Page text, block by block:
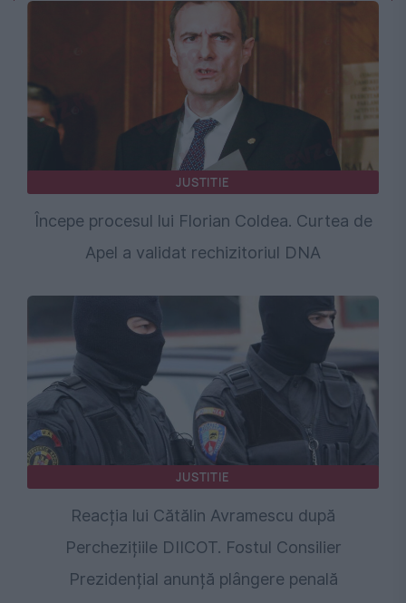
JUSTITIE
Începe procesul lui Florian Coldea. Curtea de
Apel a validat rechizitoriul DNA
JUSTITIE
Reacția lui Cătălin Avramescu după
Perchezițiile DIICOT. Fostul Consilier
Prezidențial anunță plângere penală